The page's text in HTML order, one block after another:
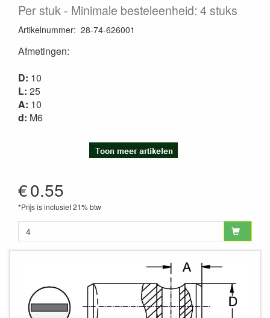
Per stuk Minimale besteleenheid: 4 stuks
Artikelnummer: 28-74-626001
Afmetingen:
D: 10
L: 25
A: 10
d: M6
€0.55
*Prijs is inclusief 21% btw